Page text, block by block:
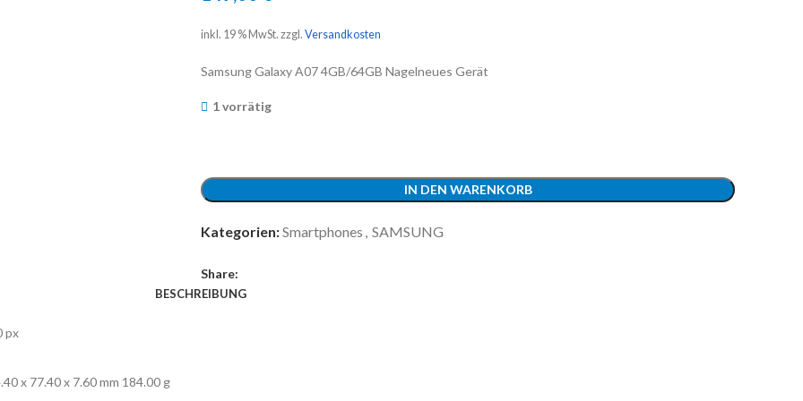
inkl. 19 % MwSt. zzgl. Versandkosten
Samsung Galaxy A07 4GB/64GB Nagelneues Gerät
1 vorrätig
IN DEN WARENKORB
Kategorien:Smartphones , SAMSUNG
Share:
BESCHREIBUNG
px
x 77.40 x 7.60 mm 184.00 g